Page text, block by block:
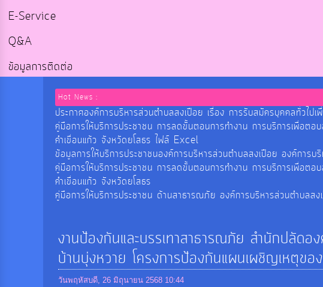
E-Service
Q&A
ข้อมูลการติดต่อ
Hot News :
ประกาศองค์การบริหารส่วนตำบลสงเปือย เรื่อง การรับสมัครบุคคลทั่วไปเ
คู่มือการให้บริการประชาชน การลดขั้นตอนการทำงาน การบริการเพื่อต
คำเขื่อนแก้ว จังหวัดยโสธร ไฟล์ Excel
ข้อมูลการให้บริการประชาชนองค์การบริหารส่วนตำบลสงเปือย องค์กา
คู่มือการให้บริการประชาชน การลดขั้นตอนการทำงาน การบริการเพื่อต
คำเขื่อนแก้ว จังหวัดยโสธร
คู่มือการให้บริการประชาชน ด้านสาธารณภัย องค์การบริหารส่วนตำบลสง
งานป้องกันและบรรเทาสาธารณภัย สำนักปลัดอ
บ้านบุ่งหวาย โครงการป้องกันแผนเผชิญเหตุ
วันพฤหัสบดี, 26 มิถุนายน 2568 10:44